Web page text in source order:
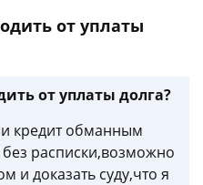
от уплаты
от уплаты долга?
кредит обманным
расписки,возможно
и доказать суду,что я